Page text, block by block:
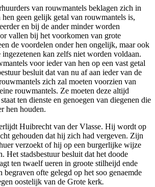
van rouwmantels beklagen zich in
geen gelijk getal van rouwmantels is,
en bij de ander minder worden
vallen bij het voorkomen van grote
de voordelen onder hen ongelijk, maar ook
ingezetenen kan zelfs niet worden voldaan.
voor ieder van hen op een vast getal
besluit dat van nu af aan ieder van de
zich zal moeten voorzien van
rouwmantels. Ze moeten deze altijd
ten dienste en genoegen van diegenen die
hen houden.
Huibrecht van der Vlasse. Hij wordt op
gehouden dat hij zich had vergeven. Zijn
verzoekt of hij op een burgerlijke wijze
Het stadsbestuur besluit dat het doode
ten twaelf ueren in groote stilheijd ende
begraven ofte gelegd op het soo genaemde
oostelijk van de Grote kerk.